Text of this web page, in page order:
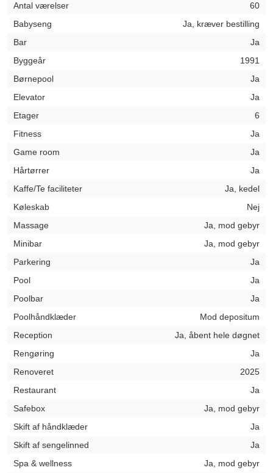
Antal værelser
60
Babyseng
Ja, kræver bestilling
Bar
Ja
Byggeår
1991
Børnepool
Ja
Elevator
Ja
Etager
6
Fitness
Ja
Game room
Ja
Hårtørrer
Ja
Kaffe/Te faciliteter
Ja, kedel
Køleskab
Nej
Massage
Ja, mod gebyr
Minibar
Ja, mod gebyr
Parkering
Ja
Pool
Ja
Poolbar
Ja
Poolhåndklæder
Mod depositum
Reception
Ja, åbent hele døgnet
Rengøring
Ja
Renoveret
2025
Restaurant
Ja
Safebox
Ja, mod gebyr
Skift af håndklæder
Ja
Skift af sengelinned
Ja
Spa & wellness
Ja, mod gebyr